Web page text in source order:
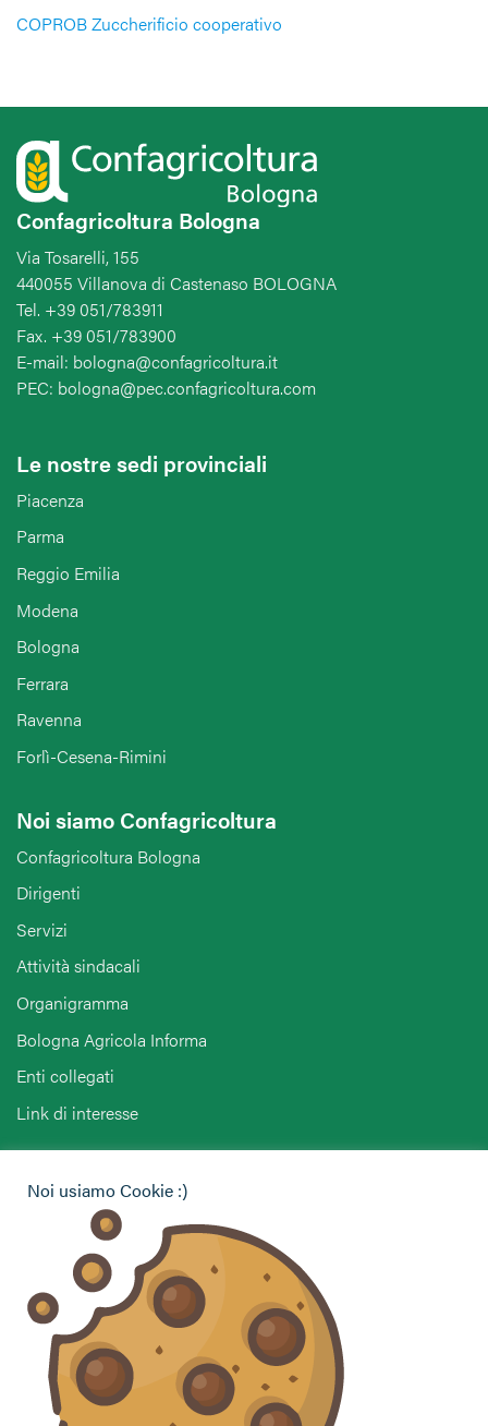
COPROB Zuccherificio cooperativo
Confagricoltura Bologna
Via Tosarelli, 155
440055 Villanova di Castenaso BOLOGNA
Tel. +39 051/783911
Fax. +39 051/783900
E-mail: bologna@confagricoltura.it
PEC: bologna@pec.confagricoltura.com
Le nostre sedi provinciali
Piacenza
Parma
Reggio Emilia
Modena
Bologna
Ferrara
Ravenna
Forlì-Cesena-Rimini
Noi siamo Confagricoltura
Confagricoltura Bologna
Dirigenti
Servizi
Attività sindacali
Organigramma
Bologna Agricola Informa
Enti collegati
Link di interesse
Vuoi contattarci per ricevere assistenza, lasciare un
commento o chiedere informazioni?
CONTATTACI
Seguici sui social
Noi usiamo Cookie :)